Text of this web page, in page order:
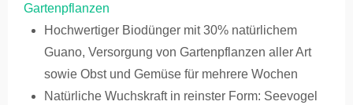
Gartenpflanzen
Hochwertiger Biodünger mit 30% natürlichem
Guano, Versorgung von Gartenpflanzen aller Art
sowie Obst und Gemüse für mehrere Wochen
Natürliche Wuchskraft in reinster Form: Seevogel